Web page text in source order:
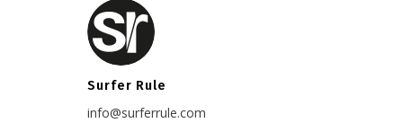
Surfer Rule
info@surferrule.com